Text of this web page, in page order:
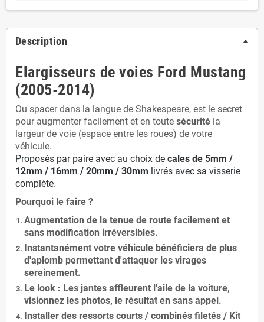
Description
Elargisseurs de voies Ford Mustang
(2005-2014)
Ou spacer dans la langue de Shakespeare, est le secret
pour augmenter facilement et en toute sécurité la
largeur de voie (espace entre les roues) de votre
véhicule.
Proposés par paire avec au choix de cales de 5mm /
12mm / 16mm / 20mm / 30mm livrés avec sa visserie
complète.
Pourquoi le faire ?
Augmentation de la tenue de route facilement et
sans modification irréversibles.
Instantanément votre véhicule bénéficiera de plus
d'aplomb permettant d'attaquer les virages
sereinement.
Le look : Les jantes affleurent l'aile de la voiture,
visionnez les photos, le résultat en sans appel.
Installer des ressorts courts / combinés filetés / Kit